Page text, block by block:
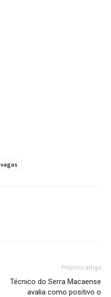
vagas
Próximo artigo
Técnico do Serra Macaense
avalia como positivo o